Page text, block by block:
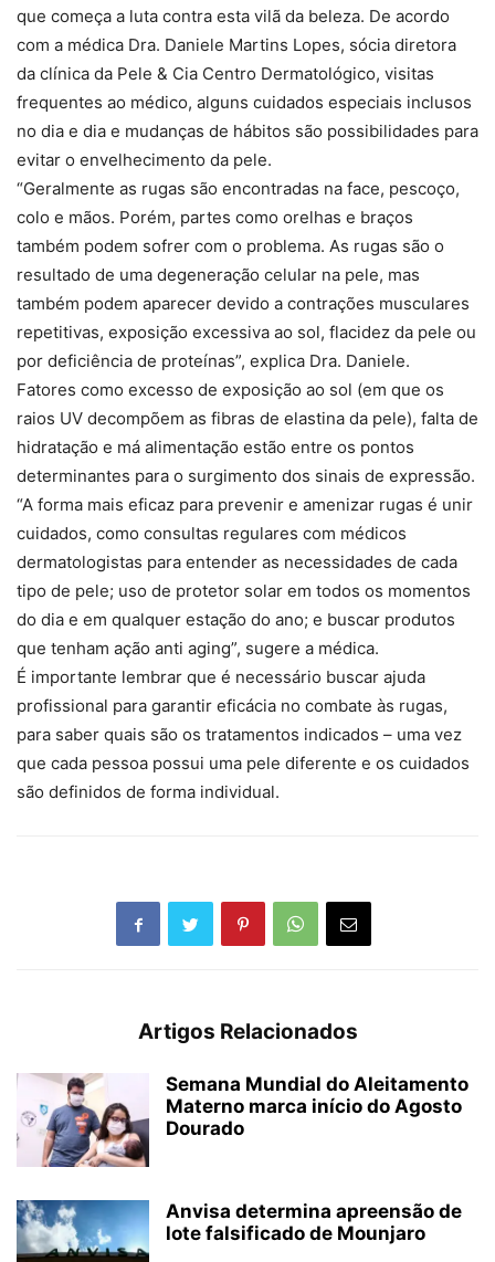
que começa a luta contra esta vilã da beleza. De acordo
com a médica Dra. Daniele Martins Lopes, sócia diretora
da clínica da Pele & Cia Centro Dermatológico, visitas
frequentes ao médico, alguns cuidados especiais inclusos
no dia e dia e mudanças de hábitos são possibilidades para
evitar o envelhecimento da pele.
“Geralmente as rugas são encontradas na face, pescoço,
colo e mãos. Porém, partes como orelhas e braços
também podem sofrer com o problema. As rugas são o
resultado de uma degeneração celular na pele, mas
também podem aparecer devido a contrações musculares
repetitivas, exposição excessiva ao sol, flacidez da pele ou
por deficiência de proteínas”, explica Dra. Daniele.
Fatores como excesso de exposição ao sol (em que os
raios UV decompõem as fibras de elastina da pele), falta de
hidratação e má alimentação estão entre os pontos
determinantes para o surgimento dos sinais de expressão.
“A forma mais eficaz para prevenir e amenizar rugas é unir
cuidados, como consultas regulares com médicos
dermatologistas para entender as necessidades de cada
tipo de pele; uso de protetor solar em todos os momentos
do dia e em qualquer estação do ano; e buscar produtos
que tenham ação anti aging”, sugere a médica.
É importante lembrar que é necessário buscar ajuda
profissional para garantir eficácia no combate às rugas,
para saber quais são os tratamentos indicados – uma vez
que cada pessoa possui uma pele diferente e os cuidados
são definidos de forma individual.
Artigos Relacionados
Semana Mundial do Aleitamento
Materno marca início do Agosto
Dourado
Anvisa determina apreensão de
lote falsificado de Mounjaro